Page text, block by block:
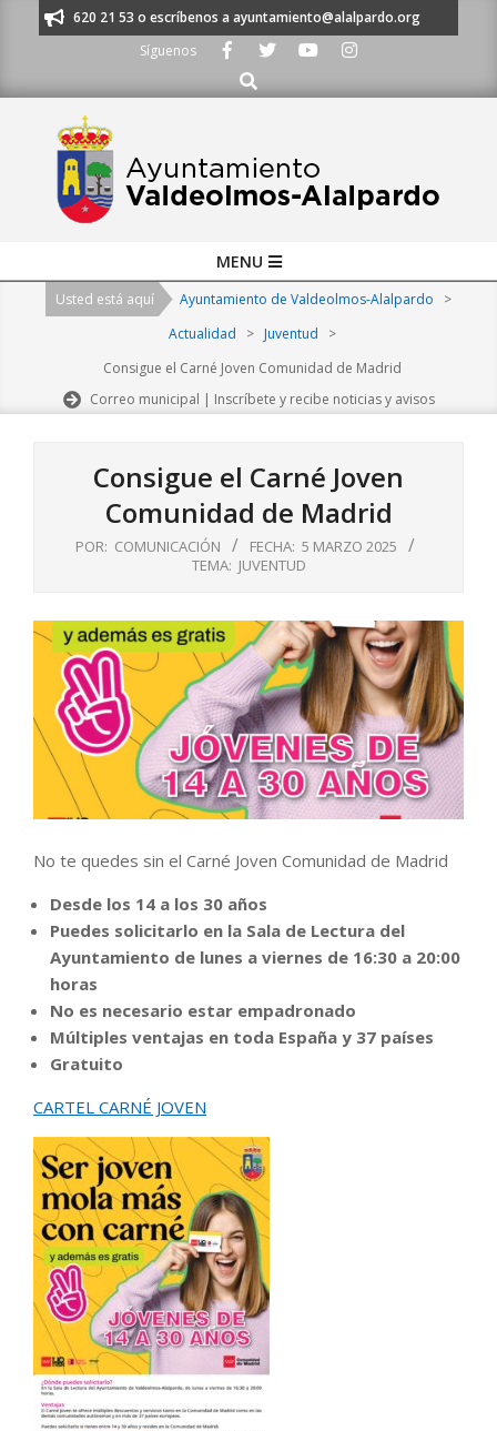
al 91 620 21 53 o escríbenos a ayuntamiento@alalpardo.org
Síguenos
Buscar
Navigation
MENU
Usted está aquí Ayuntamiento de Valdeolmos-Alalpardo
>
Actualidad
> Juventud
>
Consigue el Carné Joven Comunidad de Madrid
Correo municipal | Inscríbete y recibe noticias y avisos
Consigue el Carné Joven
Comunidad de Madrid
POR: COMUNICACIÓN FECHA: 5 MARZO 2025
TEMA: JUVENTUD
No te quedes sin el Carné Joven Comunidad de Madrid
Desde los 14 a los 30 años
Puedes solicitarlo en la Sala de Lectura del
Ayuntamiento de lunes a viernes de 16:30 a 20:00
horas
No es necesario estar empadronado
Múltiples ventajas en toda España y 37 países
Gratuito
CARTEL CARNÉ JOVEN